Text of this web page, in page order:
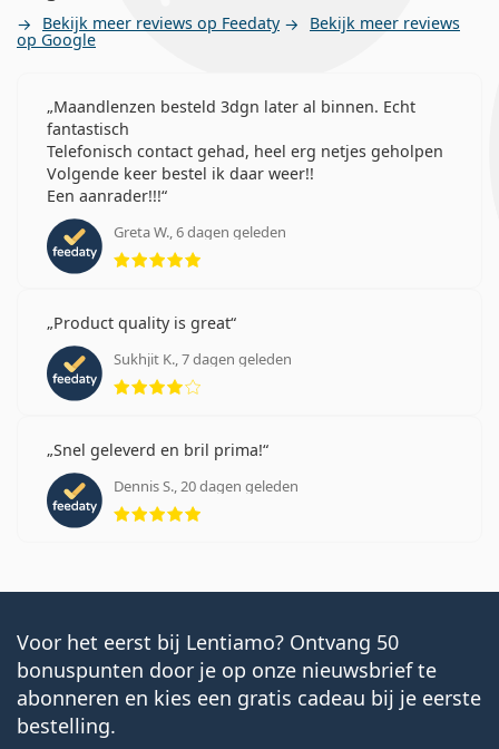
Bekijk meer reviews op Feedaty Bekijk meer reviews
op Google
Maandlenzen besteld 3dgn later al binnen. Echt
fantastisch
Telefonisch contact gehad, heel erg netjes geholpen
Volgende keer bestel ik daar weer!!
Een aanrader!!!
Greta W., 6 dagen geleden
Beoordeling 5 van 5
Product quality is great
Sukhjit K., 7 dagen geleden
Beoordeling 4 van 5
Snel geleverd en bril prima!
Dennis S., 20 dagen geleden
Beoordeling 5 van 5
Voor het eerst bij Lentiamo? Ontvang 50
bonuspunten door je op onze nieuwsbrief te
abonneren en kies een gratis cadeau bij je eerste
bestelling.